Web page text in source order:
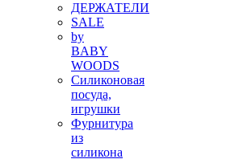
ДЕРЖАТЕЛИ
SALE
by
BABY
WOODS
Силиконовая
посуда,
игрушки
Фурнитура
из
силикона